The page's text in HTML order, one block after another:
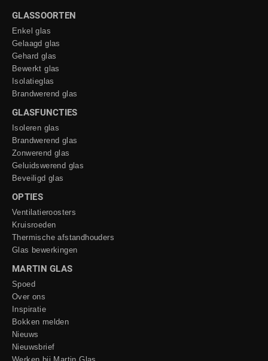
GLASSOORTEN
Enkel glas
Gelaagd glas
Gehard glas
Bewerkt glas
Isolatieglas
Brandwerend glas
GLASFUNCTIES
Isoleren glas
Brandwerend glas
Zonwerend glas
Geluidswerend glas
Beveiligd glas
OPTIES
Ventilatieroosters
Kruisroeden
Thermische afstandhouders
Glas bewerkingen
MARTIN GLAS
Spoed
Over ons
Inspiratie
Bokken melden
Nieuws
Nieuwsbrief